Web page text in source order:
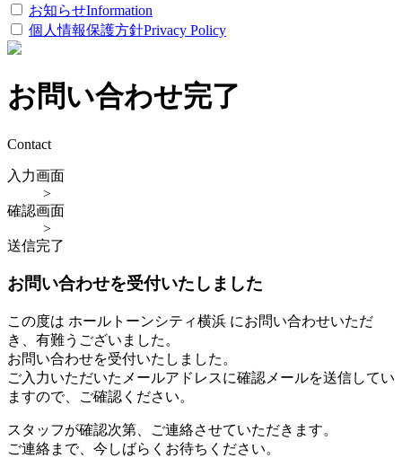
お知らせInformation
個人情報保護方針Privacy Policy
お問い合わせ完了
Contact
入力画面
>
確認画面
>
送信完了
お問い合わせを受付いたしました
この度は ホールトーンシティ横浜 にお問い合わせいただ
き、有難うございました。
お問い合わせを受付いたしました。
ご入力いただいたメールアドレスに確認メールを送信してい
ますので、ご確認ください。
スタッフが確認次第、ご連絡させていただきます。
ご連絡まで、今しばらくお待ちください。